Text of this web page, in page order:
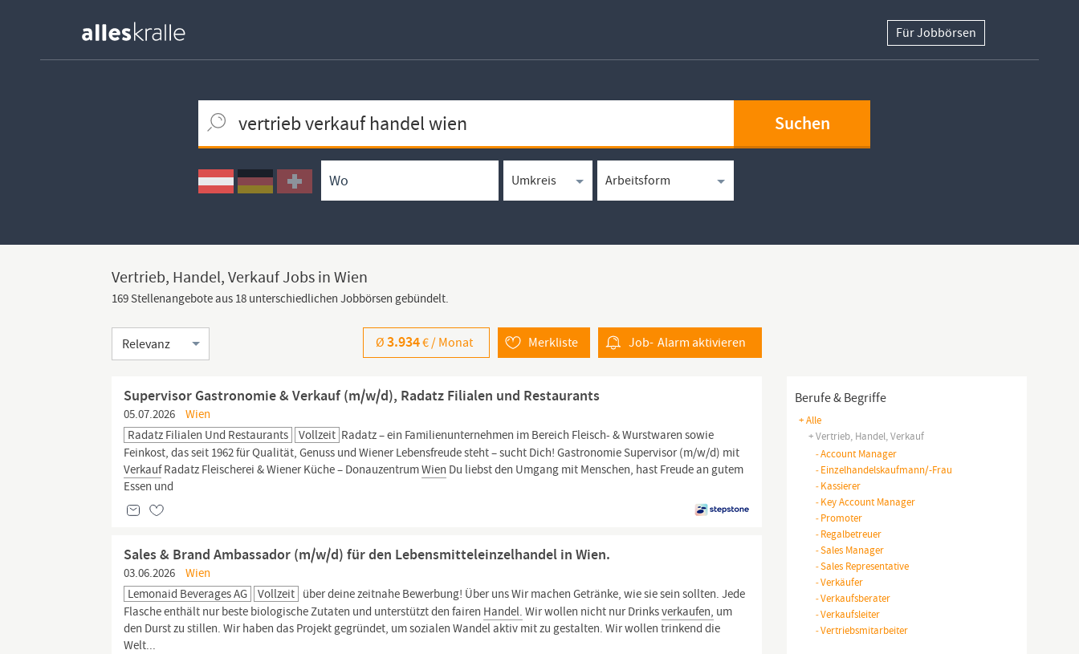
Für Jobbörsen
Ortssuche
Umkreissuche
Arbeitsform
Berufe & Begriffe
+ Alle
+ Vertrieb, Handel, Verkauf
-Account Manager
-Einzelhandelskaufmann/-Frau
-Kassierer
-Key Account Manager
-Promoter
-Regalbetreuer
-Sales Manager
-Sales Representative
-Verkäufer
-Verkaufsberater
-Verkaufsleiter
-Vertriebsmitarbeiter
Vertrieb, Handel, Verkauf Jobs in Wien
169 Stellenangebote aus 18 unterschiedlichen Jobbörsen gebündelt.
Sortierung Job- Alarmaktivieren
Merkliste
Ø3.934€ / Monat
Supervisor Gastronomie & Verkauf (m/w/d), Radatz Filialen und Restaurants
05.07.2026
Wien
Radatz Filialen Und Restaurants
Vollzeit Radatz – ein Familienunternehmen im Bereich Fleisch- & Wurstwaren sowie
Feinkost, das seit 1962 für Qualität, Genuss und Wiener Lebensfreude steht – sucht Dich! Gastronomie Supervisor (m/w/d) mit
VerkaufRadatz Fleischerei & Wiener Küche – DonauzentrumWien Du liebst den Umgang mit Menschen, hast Freude an gutem
Essen und
Sales & Brand Ambassador (m/w/d) für den Lebensmitteleinzelhandel in Wien.
03.06.2026
Wien
Lemonaid Beverages AG
Vollzeit über deine zeitnahe Bewerbung! Über uns Wir machen Getränke, wie sie sein sollten. Jede
Flasche enthält nur beste biologische Zutaten und unterstützt den fairen Handel. Wir wollen nicht nur Drinksverkaufen, um
den Durst zu stillen. Wir haben das Projekt gegründet, um sozialen Wandel aktiv mit zu gestalten. Wir wollen trinkend die
Welt...